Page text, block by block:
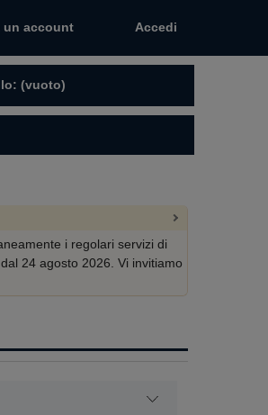
un account Accedi
(vuoto)
i regolari servizi di
24 agosto 2026. Vi invitiamo